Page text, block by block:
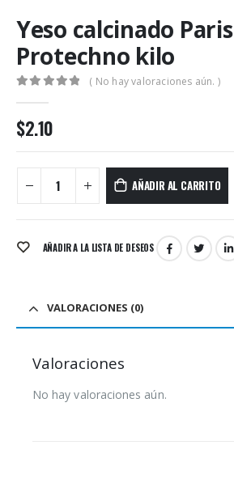
Yeso calcinado Paris
Protechno kilo
( No hay valoraciones aún. )
$2.10
AÑADIR AL CARRITO
AÑADIR A LA LISTA DE DESEOS
VALORACIONES (0)
Valoraciones
No hay valoraciones aún.